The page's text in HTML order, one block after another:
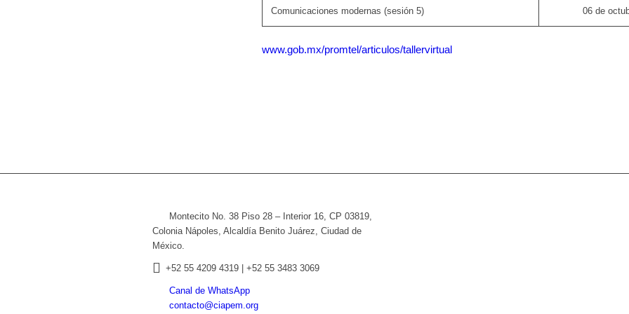
Comunicaciones modernas (sesión 5) 06 de
www.gob.mx/promtel/articulos/tallervirtual
Montecito No. 38 Piso 28 – Interior 16, CP 03819,
Colonia Nápoles, Alcaldía Benito Juárez, Ciudad de
México.
+52 55 4209 4319 | +52 55 3483 3069
Canal de WhatsApp
contacto@ciapem.org